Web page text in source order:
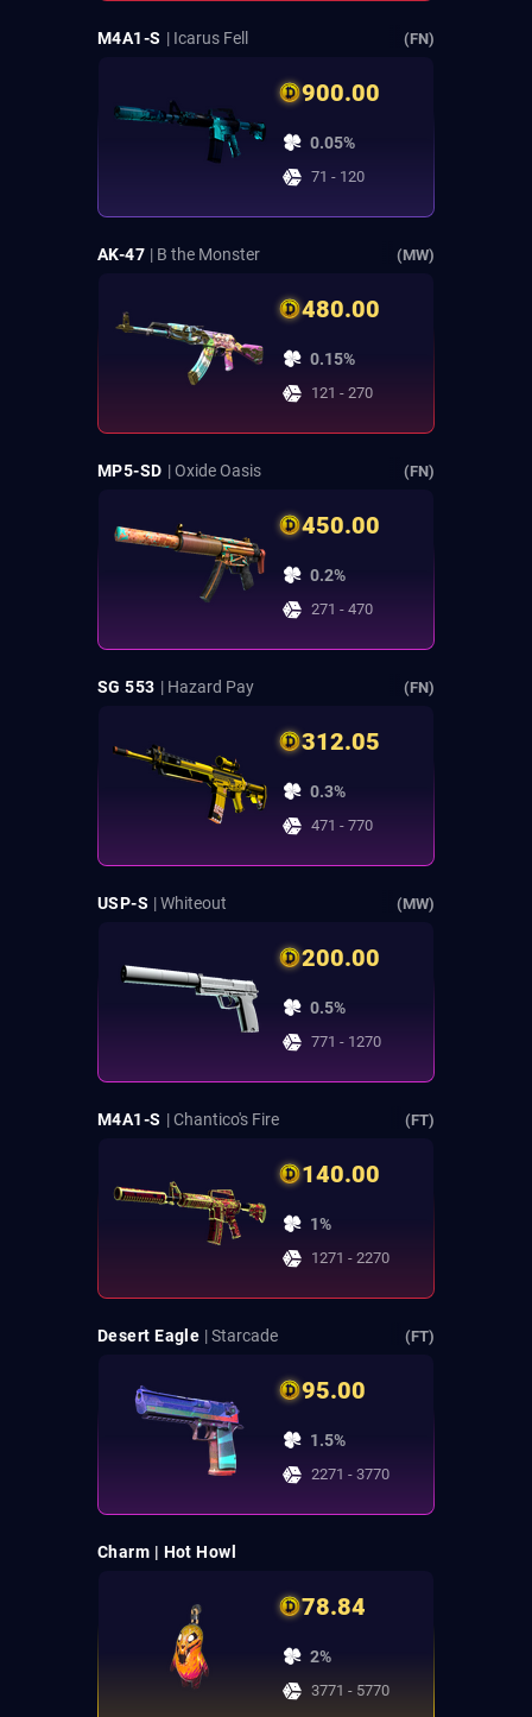
M4A1-S | Icarus Fell (FN)
900.00
0.05%
71 - 120
AK-47 | B the Monster (MW)
480.00
0.15%
121 - 270
MP5-SD | Oxide Oasis (FN)
450.00
0.2%
271 - 470
SG 553 | Hazard Pay (FN)
312.05
0.3%
471 - 770
USP-S | Whiteout (MW)
200.00
0.5%
771 - 1270
M4A1-S | Chantico's Fire (FT)
140.00
1%
1271 - 2270
Desert Eagle | Starcade (FT)
95.00
1.5%
2271 - 3770
Charm | Hot Howl
78.84
2%
3771 - 5770